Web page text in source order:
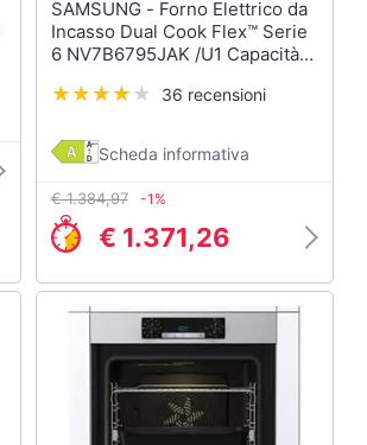
SAMSUNG - Forno Elettrico da
Incasso Dual Cook Flex™ Serie
6 NV7B6795JAK /U1 Capacità
Cottura Vapore Potenza 3650
36 recensioni
Scheda informativa
€ 1.384,97 -1%
€ 1.371,26